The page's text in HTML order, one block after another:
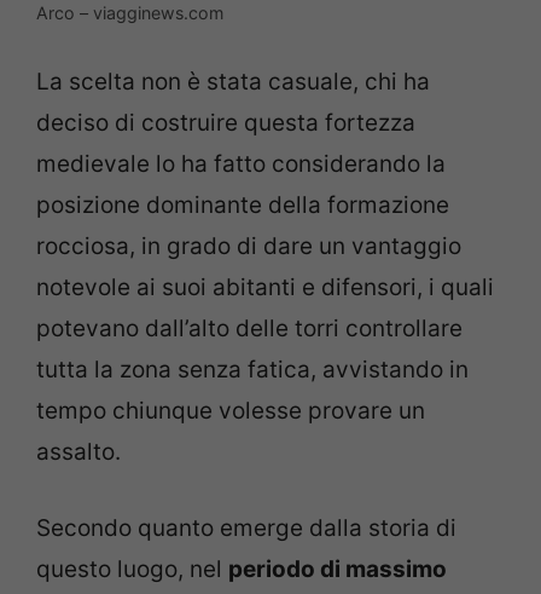
Arco – viagginews.com
La scelta non è stata casuale, chi ha
deciso di costruire questa fortezza
medievale lo ha fatto considerando la
posizione dominante della formazione
rocciosa, in grado di dare un vantaggio
notevole ai suoi abitanti e difensori, i quali
potevano dall’alto delle torri controllare
tutta la zona senza fatica, avvistando in
tempo chiunque volesse provare un
assalto.
Secondo quanto emerge dalla storia di
questo luogo, nel periodo di massimo